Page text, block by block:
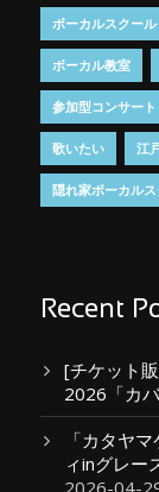
ボーカルスクール
ボーカル教室
参加型コンサート
歌いたい 江
隠れ家ボーカル
Recent
[チケット
2026「カ
「カタヤ
ィinグレー
2026-04-